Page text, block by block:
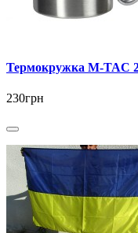
Термокружка M-TAC
230грн